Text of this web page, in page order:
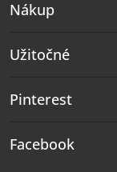
Nákup
Užitočné
Pinterest
Facebook